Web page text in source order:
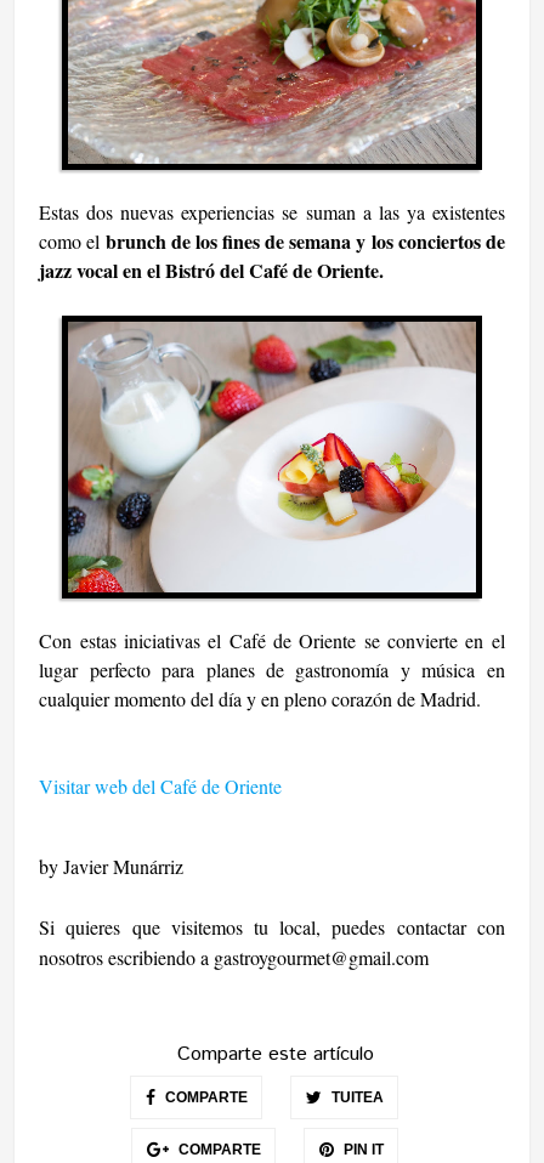
Estas dos nuevas experiencias se suman a las ya existentes
como el brunch de los fines de semana y los conciertos de
jazz vocal en el Bistró del Café de Oriente.
Con estas iniciativas el Café de Oriente se convierte en el
lugar perfecto para planes de gastronomía y música en
cualquier momento del día y en pleno corazón de Madrid.
Visitar web del Café de Oriente
by Javier Munárriz
Si quieres que visitemos tu local, puedes contactar con
nosotros escribiendo a gastroygourmet@gmail.com
Comparte este artículo
COMPARTE TUITEA
COMPARTE PIN IT